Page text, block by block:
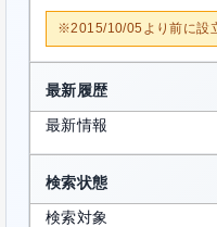
※2015/10/05より前に設
最新履歴
最新情報
検索状態
検索対象